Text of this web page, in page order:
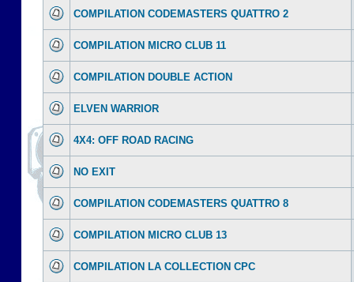
COMPILATION CODEMASTERS QUATTRO 2
COMPILATION MICRO CLUB 11
COMPILATION DOUBLE ACTION
ELVEN WARRIOR
4X4: OFF ROAD RACING
NO EXIT
COMPILATION CODEMASTERS QUATTRO 8
COMPILATION MICRO CLUB 13
COMPILATION LA COLLECTION CPC